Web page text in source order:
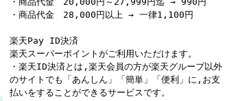
・商品代金 28,000円以上 → 一律1,100円
楽天Pay ID決済
楽天スーパーポイントがご利用いただけます。
・楽天ID決済とは,楽天会員の方が楽天グループ以外
のサイトでも「あんしん」「簡単」「便利」に,お支
払いをすることができるサービスです。